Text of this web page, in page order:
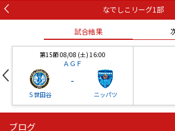
なでしこリーグ1部
試合結果
第15節 08/08 (土) 16:00
ＡＧＦ
Ｓ世田谷
-
ニッパツ
ブログ